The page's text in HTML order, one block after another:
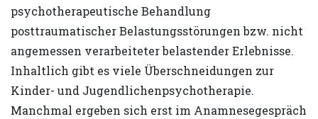
psychotherapeutische Behandlung
posttraumatischer Belastungsstörungen bzw. nicht
angemessen verarbeiteter belastender Erlebnisse.
Inhaltlich gibt es viele Überschneidungen zur
Kinder- und Jugendlichenpsychotherapie.
Manchmal ergeben sich erst im Anamnesegespräch